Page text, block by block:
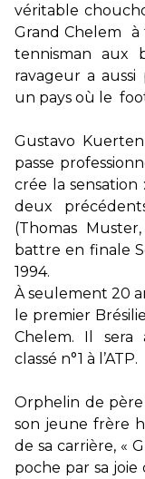
véritable
Grand Chelem à
tennisman aux
ravageur a aussi
un pays où le
Gustavo
passe
crée la sensation
deux
(Thomas
battre en finale
1994.
À seulement 20
le premier
Chelem. Il sera
classé n°1 à l’ATP.
Orphelin de père
son jeune frère
de sa carrière, «
poche par sa joie